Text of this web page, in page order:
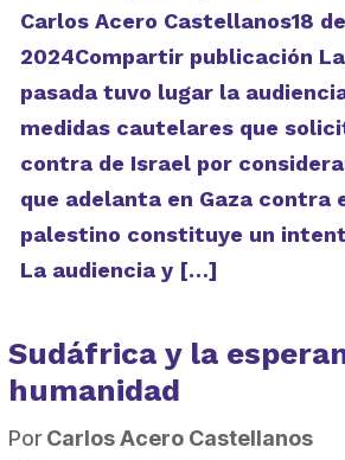
Carlos Acero Castellanos18
2024Compartir publicación
pasada tuvo lugar la
medidas cautelares que
contra de Israel por
que adelanta en Gaza contra
palestino constituye un
La audiencia y […]
Sudáfrica y la
humanidad
PorCarlos Acero Castellanos